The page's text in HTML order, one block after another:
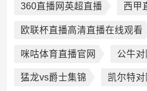
360直播网英超直播 西甲
欧联杯直播高清直播在线观看
咪咕体育直播官网 公牛
猛龙vs爵士集锦 凯尔特